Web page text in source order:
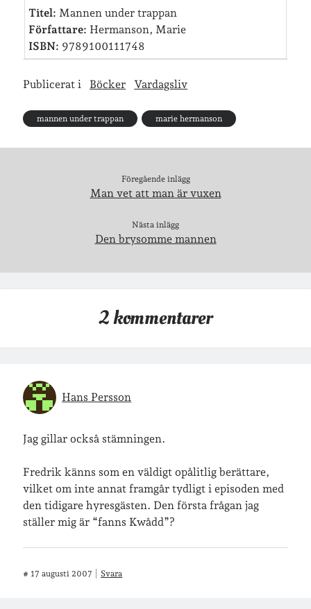
min läsning på Goodreads.
Etiketter
e-böcker festligheter foto
frågor & svar fåglar
Titel: Mannen under trappan
Författare: Hermanson, Marie
ISBN: 9789100111748
Publicerat i Böcker Vardagsliv
mannen under trappan marie hermanson
Föregående inlägg
Man vet att man är vuxen
Nästa inlägg
Den brysomme mannen
2 kommentarer
Hans Persson
Jag gillar också stämningen.
Fredrik känns som en väldigt opålitlig berättare,
vilket om inte annat framgår tydligt i episoden med
den tidigare hyresgästen. Den första frågan jag
ställer mig är “fanns Kwådd”?
# 17 augusti 2007 Svara